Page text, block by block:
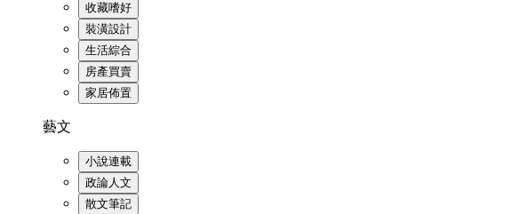
收藏嗜好
裝潢設計
生活綜合
房產買賣
家居佈置
藝文
小說連載
政論人文
散文筆記